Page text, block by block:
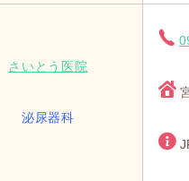
さいとう医院
泌尿器科